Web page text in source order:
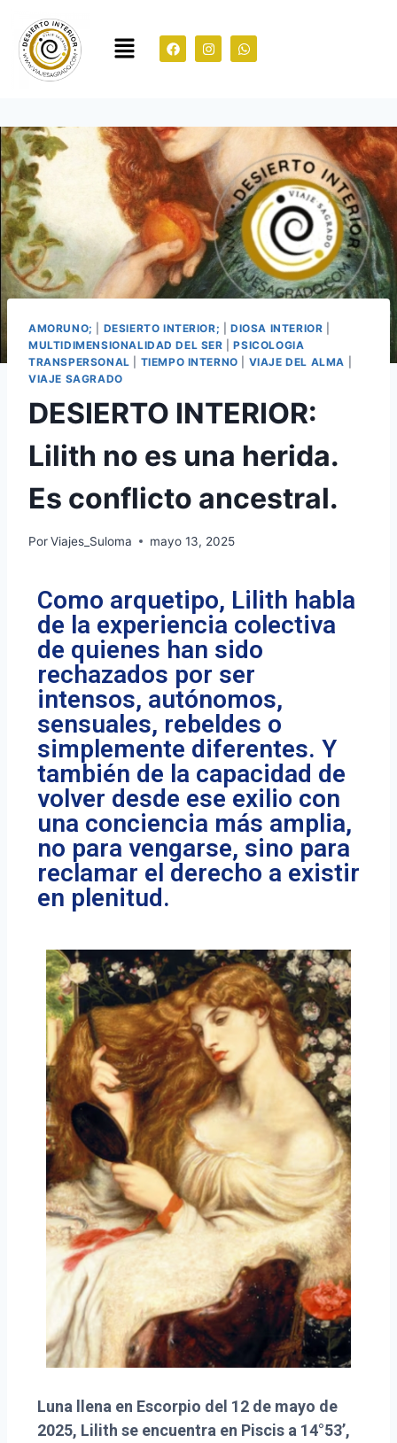
AMORUNO; DESIERTO INTERIOR; |DIOSA INTERIOR
MULTIDIMENSIONALIDAD DEL SER |PSICOLOGIA
TRANSPERSONAL
TIEMPO INTERNO VIAJE DEL ALMA
VIAJE SAGRADO
DESIERTO INTERIOR:
Lilith no es una herida.
Es conflicto ancestral.
PorViajes_Suloma mayo 13, 2025
Como arquetipo, Lilith habla
de la experiencia colectiva
de quienes han sido
rechazados por ser
intensos, autónomos,
sensuales, rebeldes o
simplemente diferentes. Y
también de la capacidad de
volver desde ese exilio con
una conciencia más amplia,
no para vengarse, sino para
reclamar el derecho a existir
en plenitud.
Luna llena en Escorpio del 12 de mayo de
2025, Lilith se encuentra en Piscis a 14°53’,